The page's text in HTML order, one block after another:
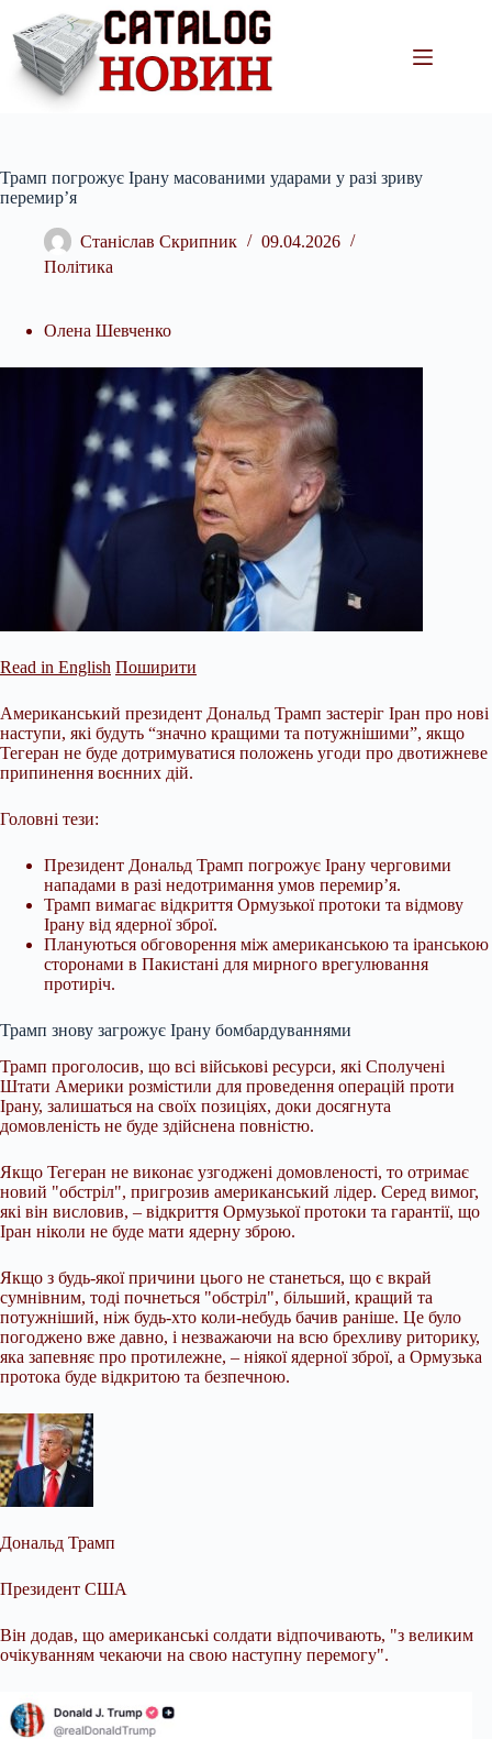
вмісту
Трамп погрожує Ірану масованими ударами у разі зриву
перемир’я
Станіслав Скрипник
09.04.2026
Політика
Олена Шевченко
Read in English Поширити
Американський президент Дональд Трамп застеріг Іран про нові
наступи, які будуть “значно кращими та потужнішими”, якщо
Тегеран не буде дотримуватися положень угоди про двотижневе
припинення воєнних дій.
Головні тези:
Президент Дональд Трамп погрожує Ірану черговими
нападами в разі недотримання умов перемир’я.
Трамп вимагає відкриття Ормузької протоки та відмову
Ірану від ядерної зброї.
Плануються обговорення між американською та іранською
сторонами в Пакистані для мирного врегулювання
протиріч.
Трамп знову загрожує Ірану бомбардуваннями
Трамп проголосив, що всі військові ресурси, які Сполучені
Штати Америки розмістили для проведення операцій проти
Ірану, залишаться на своїх позиціях, доки досягнута
домовленість не буде здійснена повністю.
Якщо Тегеран не виконає узгоджені домовленості, то отримає
новий "обстріл", пригрозив американський лідер. Серед вимог,
які він висловив, – відкриття Ормузької протоки та гарантії, що
Іран ніколи не буде мати ядерну зброю.
Якщо з будь-якої причини цього не станеться, що є вкрай
сумнівним, тоді почнеться "обстріл", більший, кращий та
потужніший, ніж будь-хто коли-небудь бачив раніше. Це було
погоджено вже давно, і незважаючи на всю брехливу риторику,
яка запевняє про протилежне, – ніякої ядерної зброї, а Ормузька
протока буде відкритою та безпечною.
Дональд Трамп
Президент США
Він додав, що американські солдати відпочивають, "з великим
очікуванням чекаючи на свою наступну перемогу".